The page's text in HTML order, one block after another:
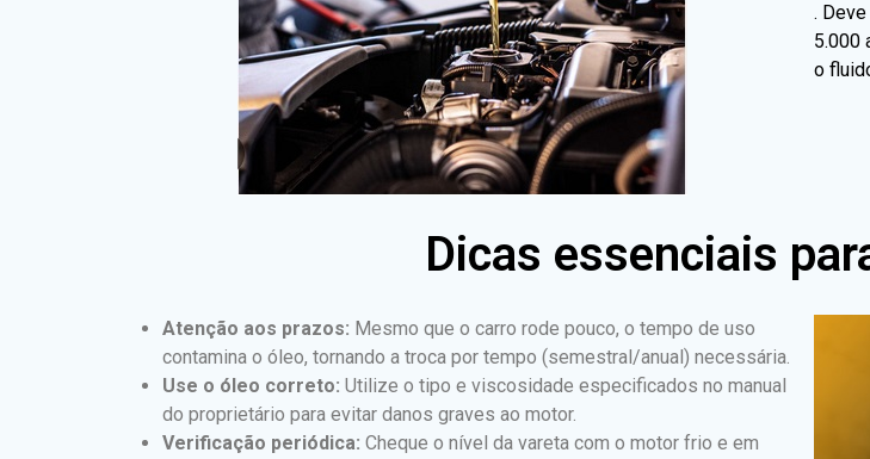
.
5.000
o
Dicas essenciais
Atenção aos prazos: Mesmo que o carro rode pouco, o tempo de uso
contamina o óleo, tornando a troca por tempo (semestral/anual) necessária.
Use o óleo correto: Utilize o tipo e viscosidade especificados no manual
do proprietário para evitar danos graves ao motor.
Verificação periódica: Cheque o nível da vareta com o motor frio e em